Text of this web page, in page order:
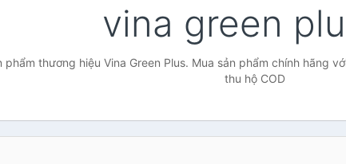
vina green
phẩm thương hiệu Vina Green Plus. Mua sản phẩm chính hãng
thu hộ COD